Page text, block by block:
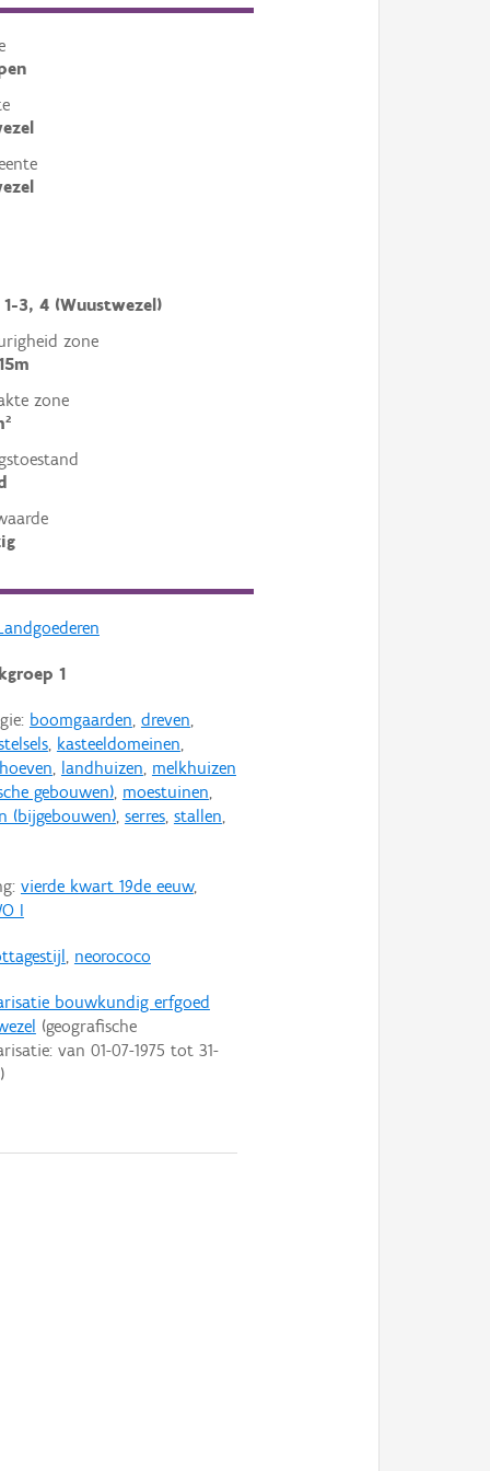
3, 4 (Wuustwezel)
zone
zone
1
boomgaarden, dreven,
, kasteeldomeinen,
, landhuizen, melkhuizen
gebouwen), moestuinen,
(bijgebouwen), serres, stallen,
vierde kwart 19de eeuw,
I
, neorococo
bouwkundig erfgoed
(geografische
van 01-07-1975 tot 31-
)